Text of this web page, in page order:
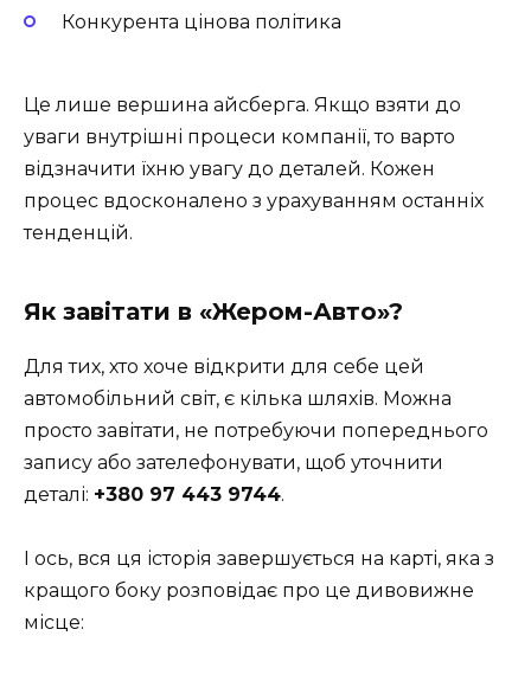
Конкурента цінова політика
Це лише вершина айсберга. Якщо взяти до
уваги внутрішні процеси компанії, то варто
відзначити їхню увагу до деталей. Кожен
процес вдосконалено з урахуванням останніх
тенденцій.
Як завітати в «Жером-Авто»?
Для тих, хто хоче відкрити для себе цей
автомобільний світ, є кілька шляхів. Можна
просто завітати, не потребуючи попереднього
запису або зателефонувати, щоб уточнити
деталі: +380 97 443 9744.
І ось, вся ця історія завершується на карті, яка з
кращого боку розповідає про це дивовижне
місце: